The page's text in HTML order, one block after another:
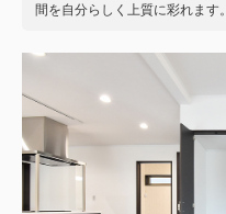
間を自分らしく上質に彩れます。